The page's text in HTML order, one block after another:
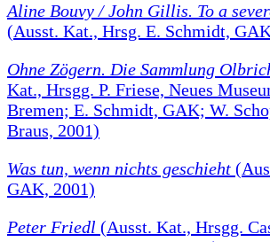
Aline Bouvy / John Gillis. To a
(Ausst. Kat., Hrsg. E. Schmidt,
Ohne Zögern. Die Sammlung
Kat., Hrsgg. P. Friese, Neues
Bremen; E. Schmidt, GAK; W.
Braus, 2001)
Was tun, wenn nichts geschieht
GAK, 2001)
Peter Friedl (Ausst. Kat., Hrsgg.